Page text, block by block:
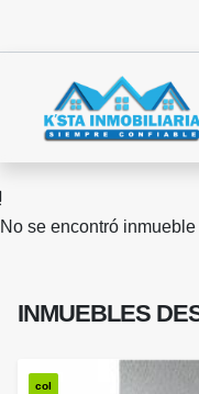
No se encontró inmueble
INMUEBLES
col